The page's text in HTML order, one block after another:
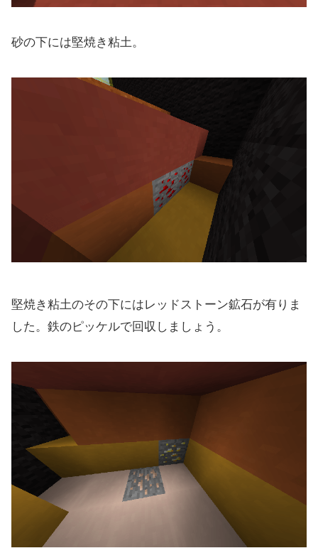
砂の下には堅焼き粘土。
堅焼き粘土のその下にはレッドストーン鉱石が有りま
した。鉄のピッケルで回収しましょう。